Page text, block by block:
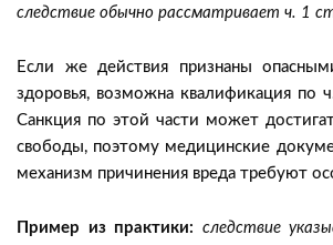
следствие обычно рассматривает ч. 1
Если же действия признаны
здоровья, возможна квалификация
Санкция по этой части может
свободы, поэтому медицинские
механизм причинения вреда требуют
Пример из практики: следствие